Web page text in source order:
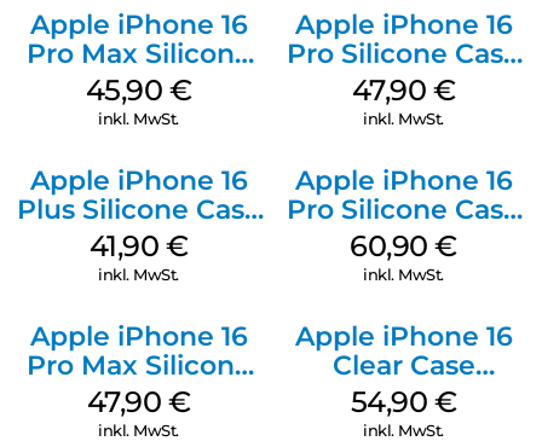
Apple iPhone 16
Pro Max Silicone
Case MagSafe
Ultramarine
45,90 €
inkl. MwSt.
Apple iPhone 16
Pro Silicone Case
MagSafe Denim
47,90 €
inkl. MwSt.
Apple iPhone 16
Plus Silicone Case
MagSafe Stone
Gray
41,90 €
inkl. MwSt.
Apple iPhone 16
Pro Silicone Case
MagSafe Stone
Gray
60,90€
inkl. MwSt.
Apple iPhone 16
Pro Max Silicone
Case MagSafe
Black
47,90 €
inkl. MwSt.
Apple iPhone 16
Clear Case
MagSafe
Transparent
54,90 €
inkl. MwSt.